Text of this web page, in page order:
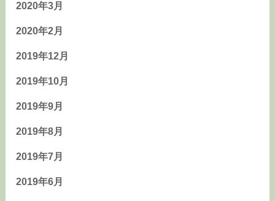
2020年3月
2020年2月
2019年12月
2019年10月
2019年9月
2019年8月
2019年7月
2019年6月